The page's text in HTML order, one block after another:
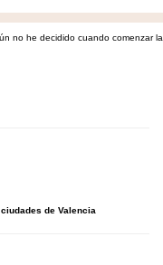
no he decidido cuando comenzar la
de Valencia